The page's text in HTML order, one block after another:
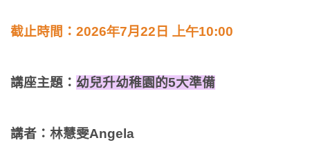
截止時間： 2026年7月22 日 上午10:00
講座主題 ： 幼兒升幼稚園的5大準備
講者： 林慧雯Angela